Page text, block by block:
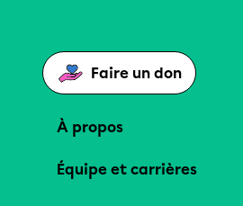
Faire un don
À propos
Équipe et carrières